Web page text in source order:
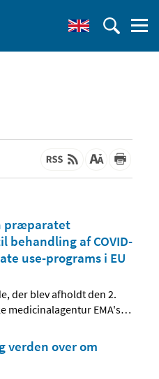
præparatet
behandling af COVID-
use-programs i EU
der blev afholdt den 2.
medicinalagentur EMA's…
verden over om